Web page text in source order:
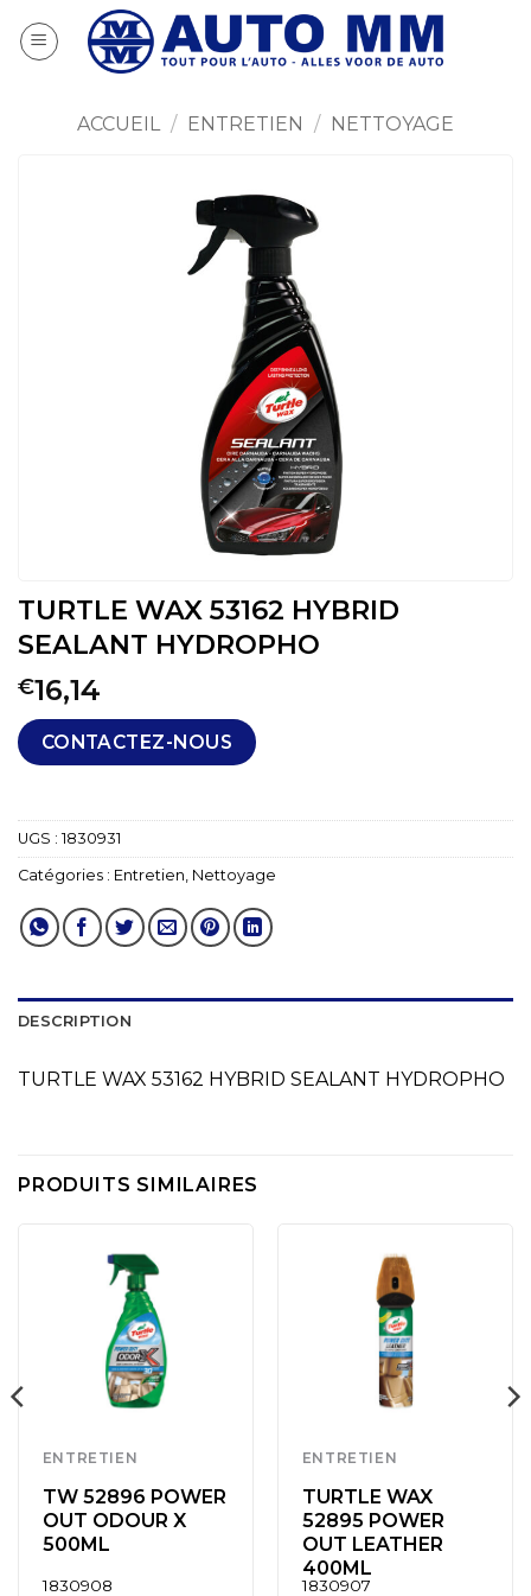
au
ACCUEIL / ENTRETIEN / NETTOYAGE
TURTLE WAX 53162 HYBRID
SEALANT HYDROPHO
€16,14
CONTACTEZ-NOUS
UGS : 1830931
Catégories : Entretien Nettoyage
DESCRIPTION
TURTLE WAX 53162 HYBRID SEALANT HYDROPHO
PRODUITS SIMILAIRES
ENTRETIEN
TW 52896 POWER
OUT ODOUR X
500ML
1830908
ENTRETIEN
TURTLE WAX
52895 POWER
OUT LEATHER
400ML
1830907